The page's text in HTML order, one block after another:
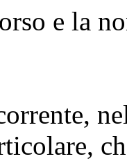
e la